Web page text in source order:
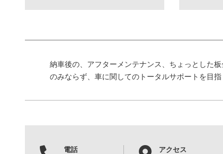
納車後の、アフターメンテナンス、ちょっとした
のみならず、車に関してのトータルサポートを目
電話
アクセス